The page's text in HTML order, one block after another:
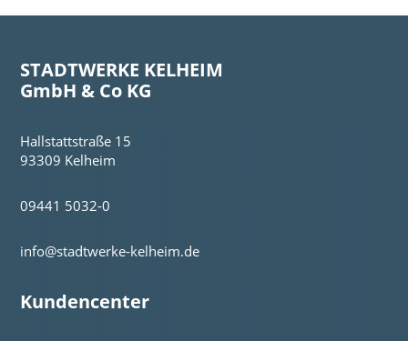
STADTWERKE KELHEIM
GmbH & Co KG
Hallstattstraße 15
93309 Kelheim
09441 5032-0
info@stadtwerke-kelheim.de
Kundencenter